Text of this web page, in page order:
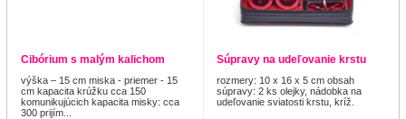
Cibórium s malým kalichom
výška – 15 cm miska - priemer - 15
cm kapacita krúžku cca 150
komunikujúcich kapacita misky: cca
300 prijím...
Súpravy na udeľovanie krstu
rozmery: 10 x 16 x 5 cm obsah
súpravy: 2 ks olejky, nádobka na
udeľovanie sviatosti krstu, kríž.